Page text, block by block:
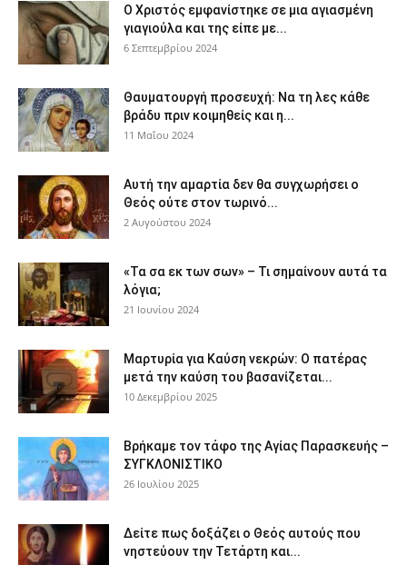
Ο Χριστός εμφανίστηκε σε μια αγιασμένη
γιαγιούλα και της είπε με...
6 Σεπτεμβρίου 2024
Θαυματουργή προσευχή: Να τη λες κάθε
βράδυ πριν κοιμηθείς και η...
11 Μαΐου 2024
Αυτή την αμαρτία δεν θα συγχωρήσει ο
Θεός ούτε στον τωρινό...
2 Αυγούστου 2024
«Τα σα εκ των σων» – Τι σημαίνουν αυτά τα
λόγια;
21 Ιουνίου 2024
Μαρτυρία για Καύση νεκρών: Ο πατέρας
μετά την καύση του βασανίζεται...
10 Δεκεμβρίου 2025
Βρήκαμε τον τάφο της Αγίας Παρασκευής –
ΣΥΓΚΛΟΝΙΣΤΙΚΟ
26 Ιουλίου 2025
Δείτε πως δοξάζει ο Θεός αυτούς που
νηστεύουν την Τετάρτη και...